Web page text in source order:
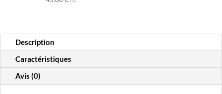
Description
Caractéristiques
Avis (0)